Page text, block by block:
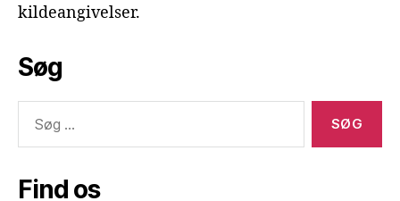
kildeangivelser.
Søg
efter:
Find os